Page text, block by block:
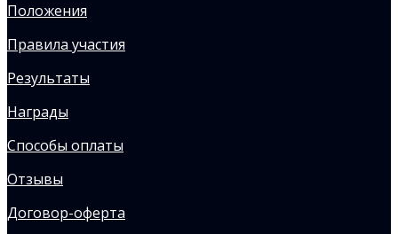
Положения
Правила участия
Результаты
Награды
Способы оплаты
Отзывы
Договор-оферта